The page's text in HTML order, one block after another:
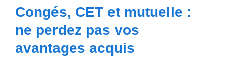
Congés, CET et mutuelle :
ne perdez pas vos
avantages acquis